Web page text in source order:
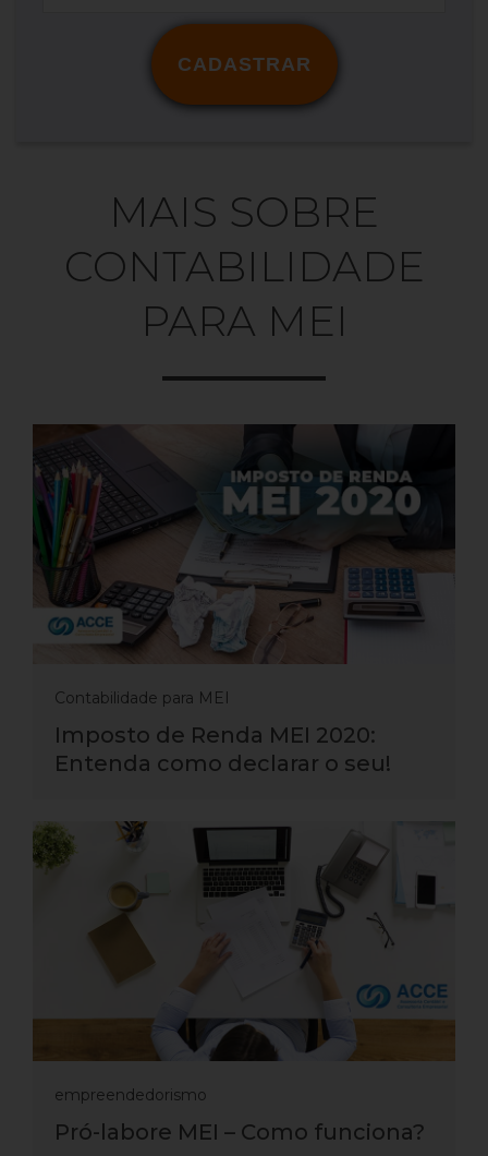
CADASTRAR
MAIS SOBRE
CONTABILIDADE
PARA MEI
Contabilidade para MEI
Imposto de Renda MEI 2020:
Entenda como declarar o seu!
empreendedorismo
Pró-labore MEI – Como funciona?